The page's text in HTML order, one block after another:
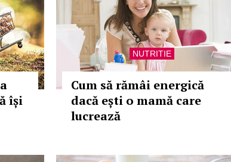
își
NUTRITIE
Cum să rămâi energică
dacă ești o mamă care
lucrează